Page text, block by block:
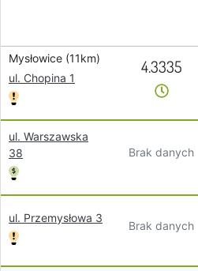
Mysłowice (11km)
ul. Chopina 1
4.3335
ul. Warszawska
38
Brak danych
ul. Przemysłowa 3
Brak danych